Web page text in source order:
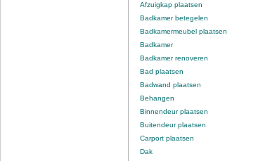
Afzuigkap plaatsen
Badkamer betegelen
Badkamermeubel plaatsen
Badkamer
Badkamer renoveren
Bad plaatsen
Badwand plaatsen
Behangen
Binnendeur plaatsen
Buitendeur plaatsen
Carport plaatsen
Dak